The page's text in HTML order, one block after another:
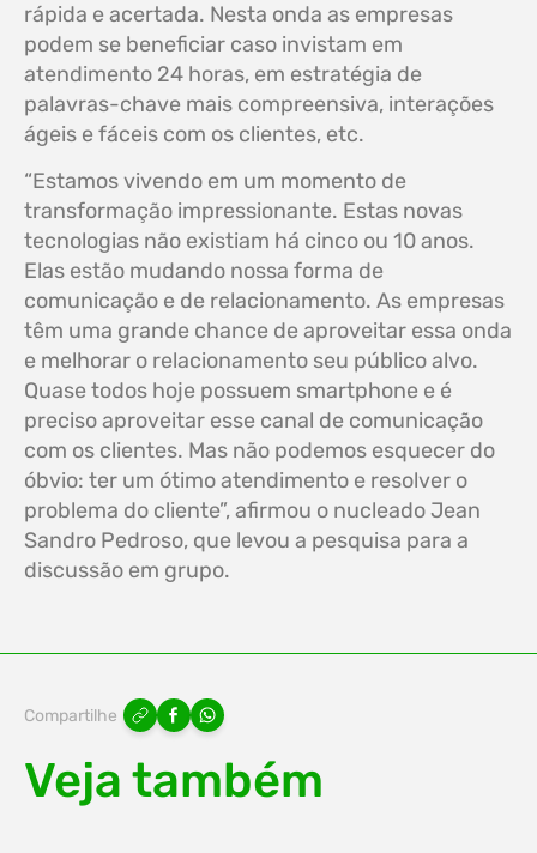
rápida e acertada. Nesta onda as empresas
podem se beneficiar caso invistam em
atendimento 24 horas, em estratégia de
palavras-chave mais compreensiva, interações
ágeis e fáceis com os clientes, etc.
“Estamos vivendo em um momento de
transformação impressionante. Estas novas
tecnologias não existiam há cinco ou 10 anos.
Elas estão mudando nossa forma de
comunicação e de relacionamento. As empresas
têm uma grande chance de aproveitar essa onda
e melhorar o relacionamento seu público alvo.
Quase todos hoje possuem smartphone e é
preciso aproveitar esse canal de comunicação
com os clientes. Mas não podemos esquecer do
óbvio: ter um ótimo atendimento e resolver o
problema do cliente”, afirmou o nucleado Jean
Sandro Pedroso, que levou a pesquisa para a
discussão em grupo.
Compartilhe
Veja também